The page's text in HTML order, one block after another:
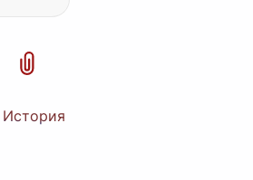
История